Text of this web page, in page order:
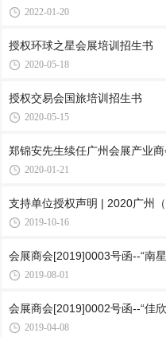
2022-01-20
授权环球之星会展培训招生书
2020-05-18
授权交易会国旅培训招生书
2020-05-15
郑锦安先生续任广州会展产业
2020-01-21
支持单位授权声明 | 2020广州
2019-10-16
会展商会[2019]0003号函--“南
2019-08-01
会展商会[2019]0002号函--“佳
2019-04-08